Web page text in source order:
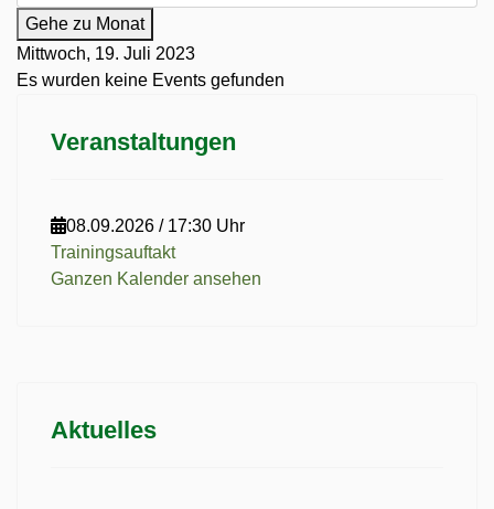
Gehe zu Monat
Mittwoch, 19. Juli 2023
Es wurden keine Events gefunden
Veranstaltungen
08.09.2026 / 17:30 Uhr
Trainingsauftakt
Ganzen Kalender ansehen
Aktuelles